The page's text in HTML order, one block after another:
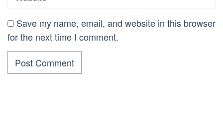
Save my name, email, and website in this browser
for the next time I comment.